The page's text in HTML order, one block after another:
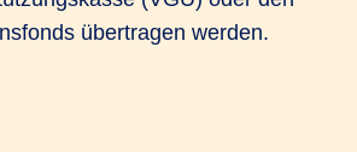
übertragen werden.